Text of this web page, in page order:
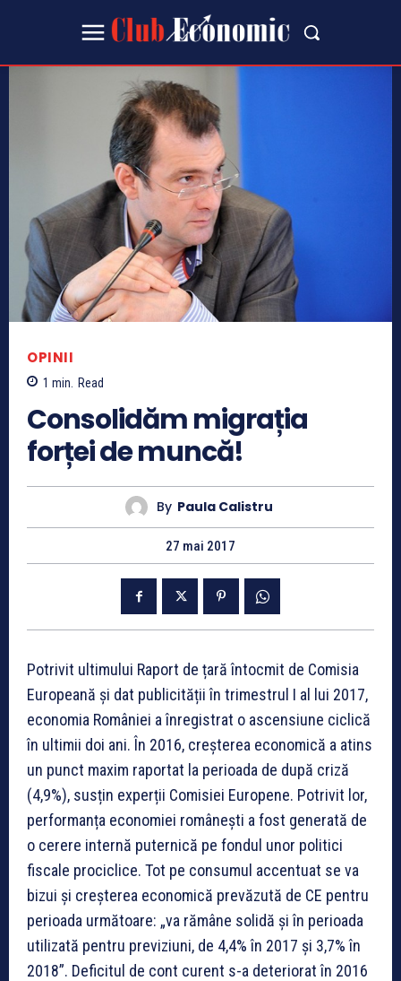
OPINII
1 min. Read
Consolidăm migrația
forței de muncă!
By Paula Calistru
27 mai 2017
Potrivit ultimului Raport de țară întocmit de Comisia
Europeană și dat publicității în trimestrul I al lui 2017,
economia României a înregistrat o ascensiune ciclică
în ultimii doi ani. În 2016, creșterea economică a atins
un punct maxim raportat la perioada de după criză
(4,9%), susțin experții Comisiei Europene. Potrivit lor,
performanța economiei românești a fost generată de
o cerere internă puternică pe fondul unor politici
fiscale prociclice. Tot pe consumul accentuat se va
bizui și creșterea economică prevăzută de CE pentru
perioada următoare: „va rămâne solidă și în perioada
utilizată pentru previziuni, de 4,4% în 2017 și 3,7% în
2018”. Deficitul de cont curent s-a deteriorat în 2016